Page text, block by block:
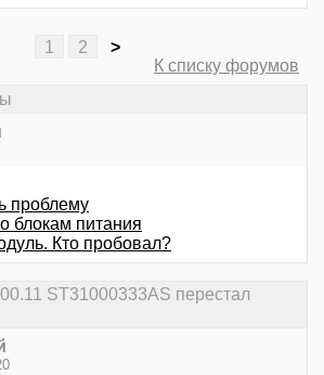
1
2
>
К списку форумов
проблему
блокам питания
Кто пробовал?
ST31000333AS перестал